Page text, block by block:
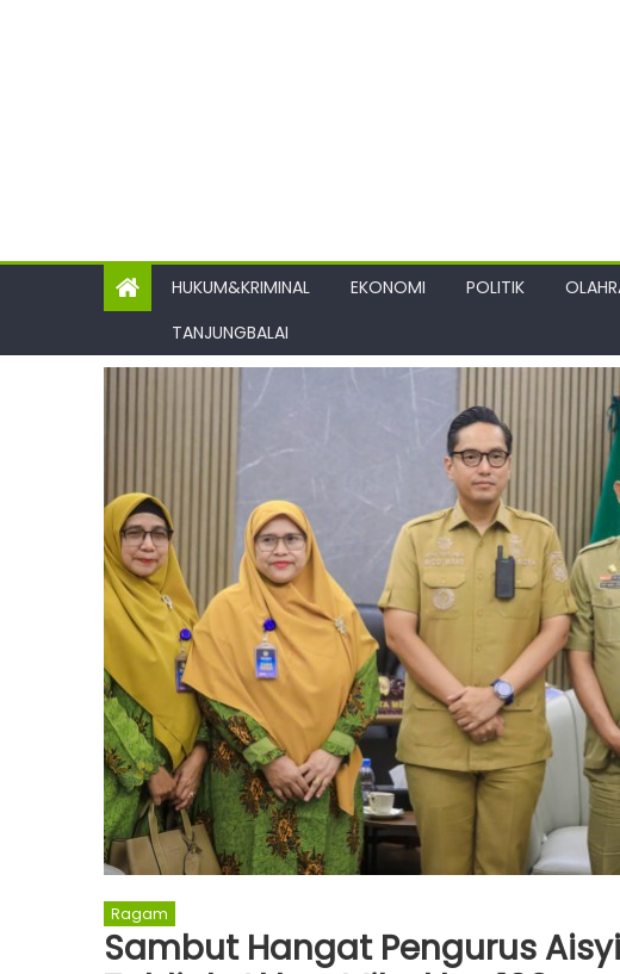
HUKUM&KRIMINAL EKONOMI POLITIK
TANJUNGBALAI
Ragam
Sambut Hangat Pengurus